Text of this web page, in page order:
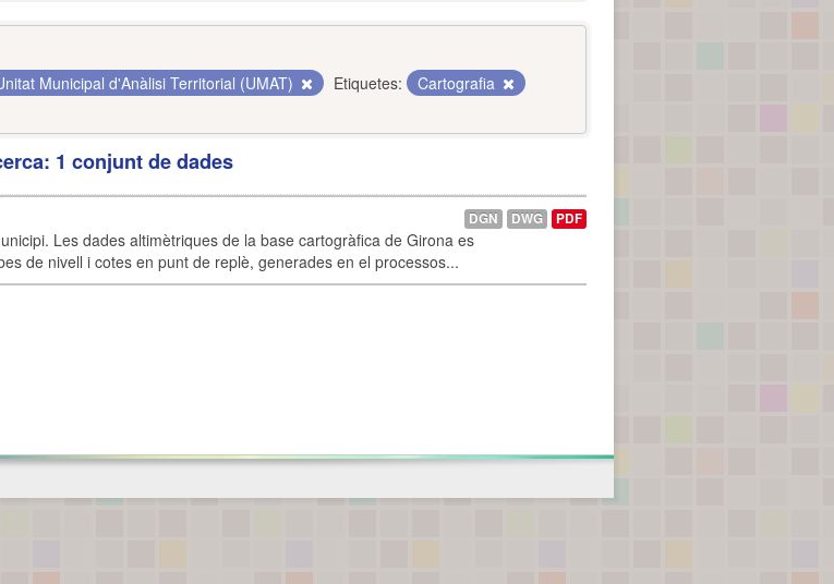
Municipal d'Anàlisi Territorial (UMAT) Etiquetes:
Cartografia
1 conjunt de dades
Les dades altimètriques de la base cartogràfica de Girona es
de nivell i cotes en punt de replè, generades en el processos...
DGN DWG PDF